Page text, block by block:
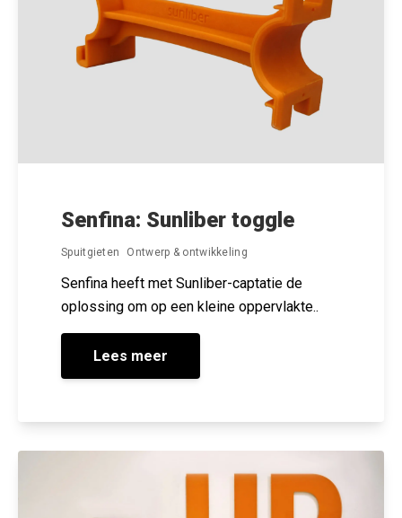
Senfina: Sunliber toggle
Spuitgieten Ontwerp & ontwikkeling
Senfina heeft met Sunliber-captatie de
oplossing om op een kleine oppervlakte..
Lees meer